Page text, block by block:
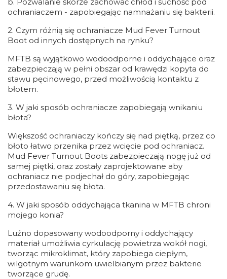
ochraniaczem - zapobiegając namnażaniu się bakterii.
2. Czym różnią się ochraniacze Mud Fever Turnout
Boot od innych dostępnych na rynku?
MFTB są wyjątkowo wodoodporne i oddychające oraz
zabezpieczają w pełni obszar od krawędzi kopyta do
stawu pęcinowego, przed możliwością kontaktu z
błotem.
3. W jaki sposób ochraniacze zapobiegają wnikaniu
błota?
Większość ochraniaczy kończy się nad piętką, przez co
błoto łatwo przenika przez wcięcie pod ochraniacz.
Mud Fever Turnout Boots zabezpieczają nogę już od
samej piętki, oraz zostały zaprojektowane aby
ochraniacz nie podjechał do góry, zapobiegając
przedostawaniu się błota.
4. W jaki sposób oddychająca tkanina w MFTB chroni
mojego konia?
Luźno dopasowany wodoodporny i oddychający
materiał umożliwia cyrkulację powietrza wokół nogi,
tworząc mikroklimat, który zapobiega ciepłym,
wilgotnym warunkom uwielbianym przez bakterie
tworzące grudę.